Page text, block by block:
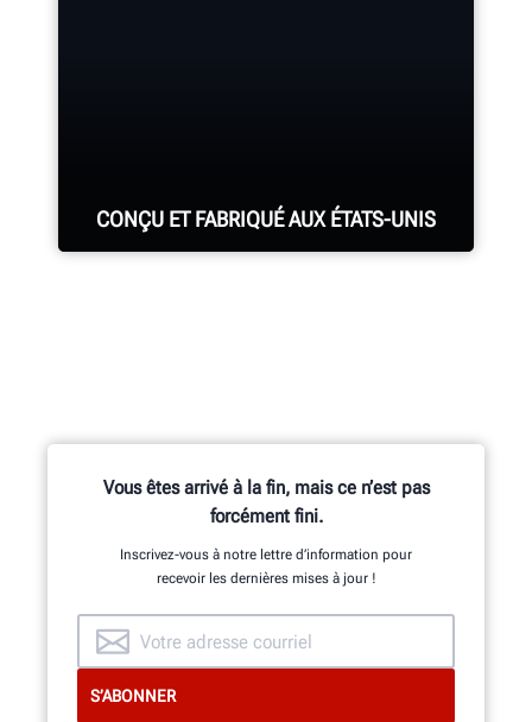
CONÇU ET FABRIQUÉ AUX ÉTATS-UNIS
équilibreuse, tour à frein et tous les
autres composants sont assemblés
de manière experte.
Vous êtes arrivé à la fin, mais ce n’est pas
forcément fini.
Inscrivez-vous à notre lettre d’information pour
recevoir les dernières mises à jour !